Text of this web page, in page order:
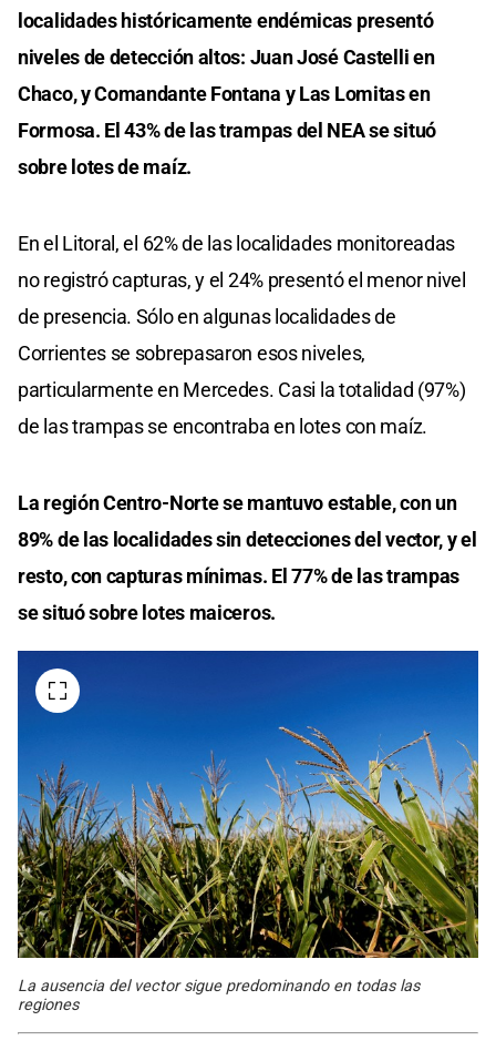
localidades históricamente endémicas presentó
niveles de detección altos: Juan José Castelli en
Chaco, y Comandante Fontana y Las Lomitas en
Formosa. El 43% de las trampas del NEA se situó
sobre lotes de maíz.
En el Litoral, el 62% de las localidades monitoreadas
no registró capturas, y el 24% presentó el menor nivel
de presencia. Sólo en algunas localidades de
Corrientes se sobrepasaron esos niveles,
particularmente en Mercedes. Casi la totalidad (97%)
de las trampas se encontraba en lotes con maíz.
La región Centro-Norte se mantuvo estable, con un
89% de las localidades sin detecciones del vector, y el
resto, con capturas mínimas. El 77% de las trampas
se situó sobre lotes maiceros.
La ausencia del vector sigue predominando en todas las
regiones